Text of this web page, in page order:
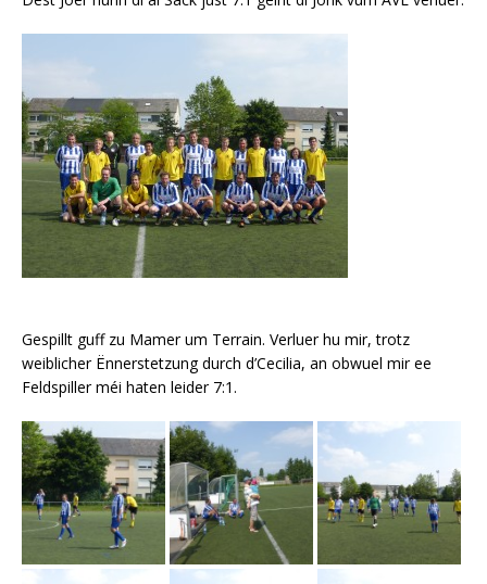
Gespillt guff zu Mamer um Terrain. Verluer hu mir, trotz
weiblicher Ënnerstetzung durch d’Cecilia, an obwuel mir ee
Feldspiller méi haten leider 7:1.